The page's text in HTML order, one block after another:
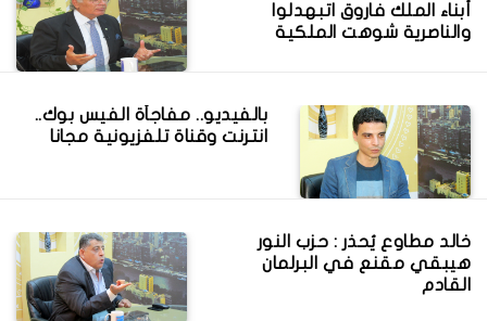
أبناء الملك فاروق اتبهدلوا
والناصرية شوهت الملكية
بالفيديو.. مفاجأة الفيس بوك..
انترنت وقناة تلفزيونية مجانا
خالد مطاوع يُحذر : حزب النور
هيبقي مقنع في البرلمان
القادم